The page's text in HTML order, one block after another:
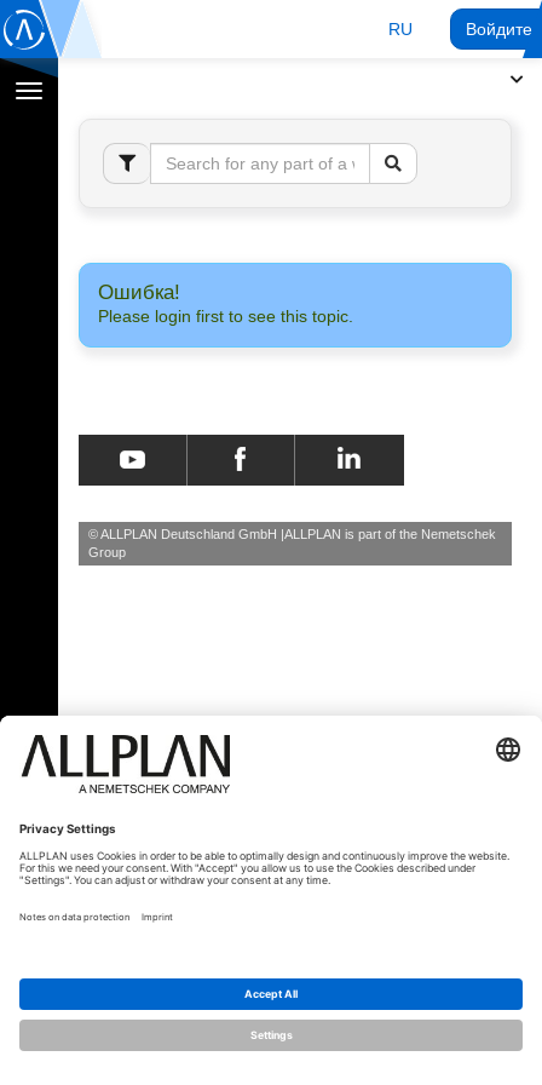
RU Войдите
Переключение
навигации
Ошибка!
Please login first to see this topic.
© ALLPLAN Deutschland GmbH ALLPLAN is part of the Nemetschek
Group